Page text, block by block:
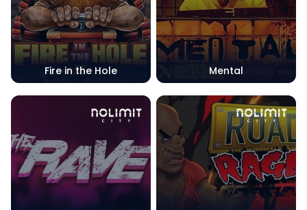
Fire in the Hole Mental